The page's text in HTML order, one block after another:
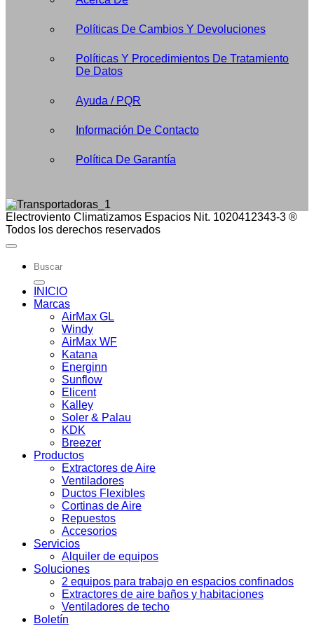
Políticas De Cambios Y Devoluciones
Políticas Y Procedimientos De Tratamiento
De Datos
Ayuda / PQR
Información De Contacto
Política De Garantía
Electroviento Climatizamos Espacios Nit. 1020412343-3 ®
Todos los derechos reservados
Buscar
por:
INICIO
Marcas
AirMax GL
Windy
AirMax WF
Katana
Energinn
Sunflow
Elicent
Kalley
Soler & Palau
KDK
Breezer
Productos
Extractores de Aire
Ventiladores
Ductos Flexibles
Cortinas de Aire
Repuestos
Accesorios
Servicios
Alquiler de equipos
Soluciones
2 equipos para trabajo en espacios confinados
Extractores de aire baños y habitaciones
Ventiladores de techo
Boletín